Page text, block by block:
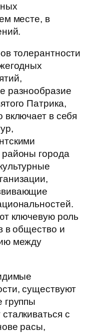
месте, в
толерантности
разнообразие
Патрика,
в себя
города
ключевую роль
в общество и
между
существуют
группы
с
расы,